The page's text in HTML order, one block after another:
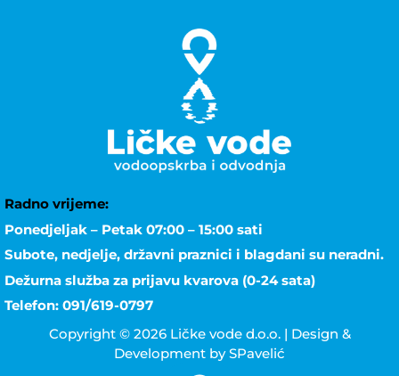
Radno vrijeme:
Ponedjeljak – Petak 07:00 – 15:00 sati
Subote, nedjelje, državni praznici i blagdani su neradni.
Dežurna služba za prijavu kvarova (0-24 sata)
Telefon: 091/619-0797
Copyright © 2026 Ličke vode d.o.o. | Design &
Development by SPavelić